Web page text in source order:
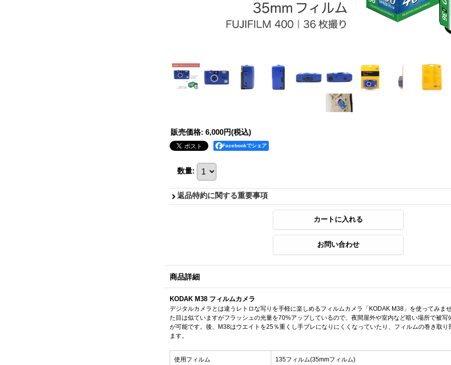
販売価格: 6,000円(税込)
Facebookでシェア
数量:
返品特約に関する重要事項
商品詳細
KODAK M38 フィルムカメラ
デジタルカメラとは違うレトロな写りを手軽に楽しめるフィルムカメラ「KODAK M38」を使ってみま
た目は似ていますがフラッシュの光量を70%アップしているので、夜間屋外や室内など暗い場所で被写
が可能です。後、M38はウエイトを25％重くし手ブレになりにくくなっていたり、フィルムの巻き取り
ます。
使用フィルム 135フィルム(35mmフィルム)